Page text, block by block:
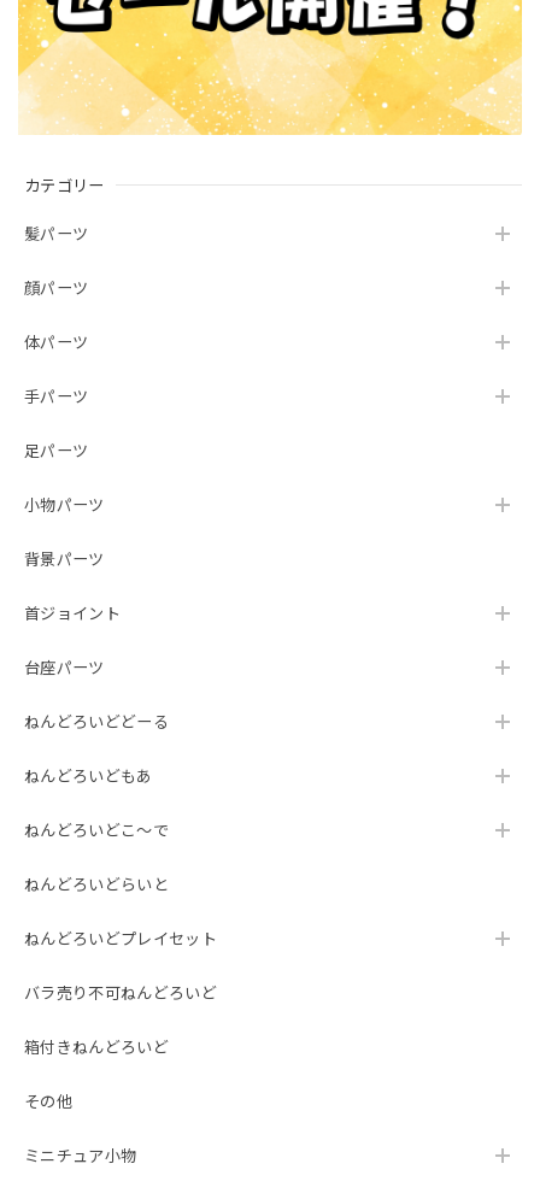
カテゴリー
髪パーツ
顔パーツ
体パーツ
手パーツ
足パーツ
小物パーツ
背景パーツ
首ジョイント
台座パーツ
ねんどろいどどーる
ねんどろいどもあ
ねんどろいどこ～で
ねんどろいどらいと
ねんどろいどプレイセット
バラ売り不可ねんどろいど
箱付きねんどろいど
その他
ミニチュア小物